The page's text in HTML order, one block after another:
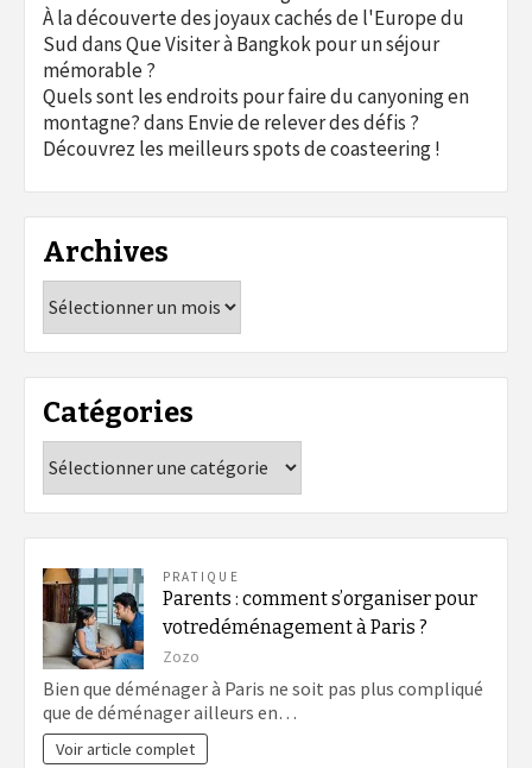
À la découverte des joyaux cachés de l'Europe du
SuddansQue Visiter à Bangkok pour un séjour
mémorable ?
Quels sont les endroits pour faire du canyoning en
montagne?dans Envie de relever des défis ?
Découvrez les meilleurs spots de coasteering !
Archives
Catégories
PRATIQUE
Parents : comment s’organiser pour
votredéménagement à Paris ?
Zozo
Bien que déménager à Paris ne soit pas plus compliqué
que de déménager ailleurs en…
Voir article complet